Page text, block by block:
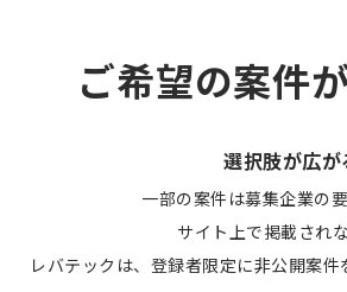
ご希望の案件
選択肢が広が
一部の案件は募集企業の
サイト上で掲載され
レバテックは、登録者限定に非公開案